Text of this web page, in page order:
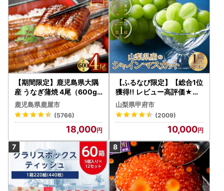
【期間限定】鹿児島県大隅
産 うなぎ蒲焼 4尾（600g
） KN007-004-04-cp18
うなぎ 鰻 魚 惣菜 総菜
鹿児島県鹿屋市
(5766)
18,000
【ふるなび限定】【総合1位
獲得!! レビュー高評価★】
〈2026年度配送分〉山梨
県産 シャインマスカット 2
～3房（1.0kg以上）シャイ
ン フルーツ FN-Limited-S
P
山梨県甲府市
(2009)
10,000